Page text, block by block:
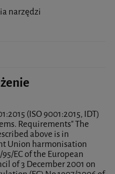
narzędzi
(ISO 9001:2015, IDT)
Requirements" The
above is in
Union harmonisation
EC of the European
of 3 December 2001 on